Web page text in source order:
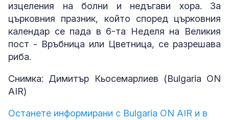
изцеления на болни и недъгави хора. За
църковния празник, който според църковния
календар се пада в 6-та Неделя на Великия
пост - Връбница или Цветница, се разрешава
риба.
Снимка: Димитър Кьосемарлиев (Bulgaria ON
AIR)
Останете информирани с Bulgaria ON AIR и в